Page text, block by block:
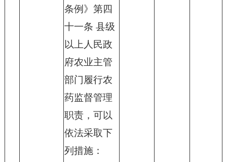
条例》第四
十一条 县级
以上人民政
府农业主管
部门履行农
药监督管理
职责，可以
依法采取下
列措施：